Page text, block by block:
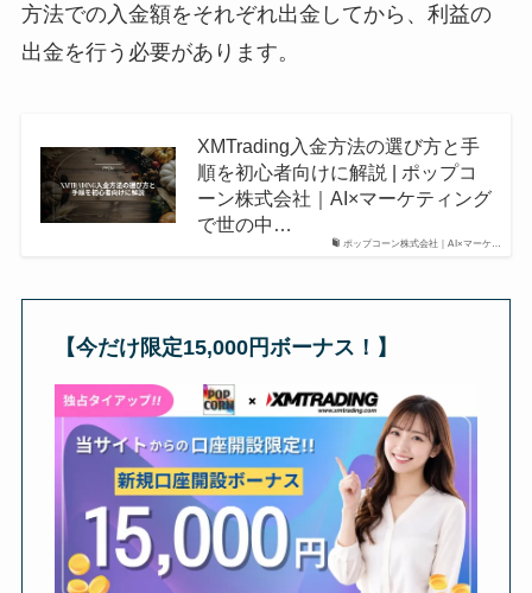
方法での入金額をそれぞれ出金してから、利益の
出金を行う必要があります。
ポップコーン株式会社｜AI×マーケ…
XMTrading入金方法の選び方と手
順を初心者向けに解説 | ポップコ
ーン株式会社｜AI×マーケティング
で世の中…
【今だけ限定15,000円ボーナス！】